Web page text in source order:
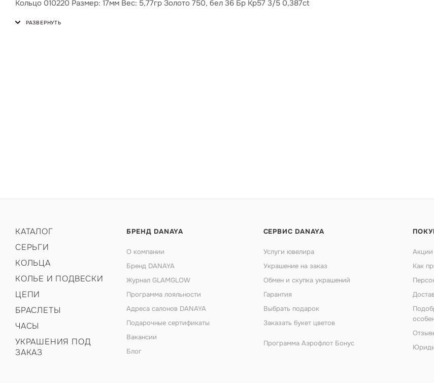
Кольцо 010220 Размер: 17мм Вес: 5,77гр Золото 750, бел 36 Бр Кр57 3/5 0,387ct
КАТАЛОГ
СЕРЬГИ
КОЛЬЦА
КОЛЬЕ И ПОДВЕСКИ
ЦЕПИ
БРАСЛЕТЫ
ЧАСЫ
УКРАШЕНИЯ ПОД
ЗАКАЗ
БРЕНД DANAYA
О компании
Бренд DANAYA
Журнал GLAMGLOW
Программа лояльности
Адреса салонов DANAYA
Подарочные сертификаты
Вакансии
Блог
СЕРВИС DANAYA
Услуги ювелира
Украшение на заказ
Обмен и скупка украшений
Гарантия
Выбрать подарок
Заказать букет цветов
Программа Аэрофлот Бонус
Акции
Как